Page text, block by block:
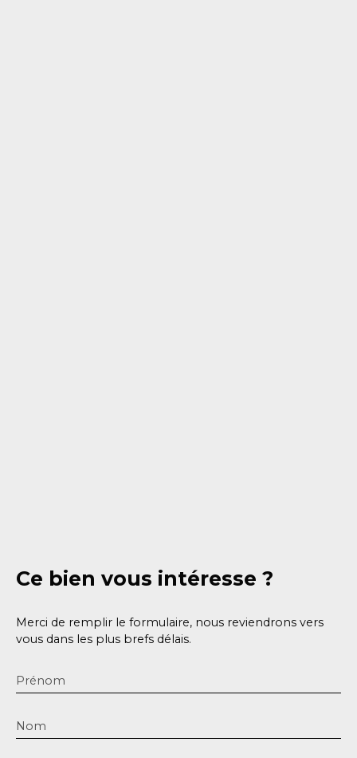
Ce bien vous intéresse ?
Merci de remplir le formulaire, nous reviendrons vers
vous dans les plus brefs délais.
Prénom
Nom